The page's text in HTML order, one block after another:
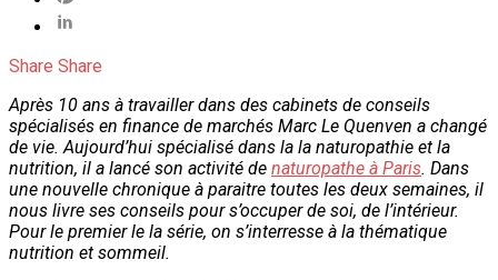
Share Share
Après 10 ans à travailler dans des cabinets de conseils
spécialisés en finance de marchés Marc Le Quenven a changé
de vie. Aujourd’hui spécialisé dans la la naturopathie et la
nutrition, il a lancé son activité de naturopathe à Paris. Dans
une nouvelle chronique à paraitre toutes les deux semaines, il
nous livre ses conseils pour s’occuper de soi, de l’intérieur.
Pour le premier le la série, on s’interresse à la thématique
nutrition et sommeil.